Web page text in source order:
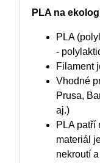
PLA na
PLA
-
Filament
Vhodné
Prusa,
aj.)
PLA patří
materiál
nekroutí